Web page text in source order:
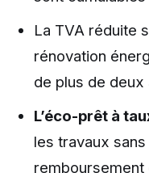
La TVA réduite
rénovation
de plus de deux
L’éco-prêt à
les travaux
remboursement